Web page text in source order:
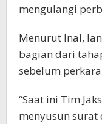
mengulangi
Menurut Inal,
bagian dari
sebelum
“Saat ini Tim
menyusun surat